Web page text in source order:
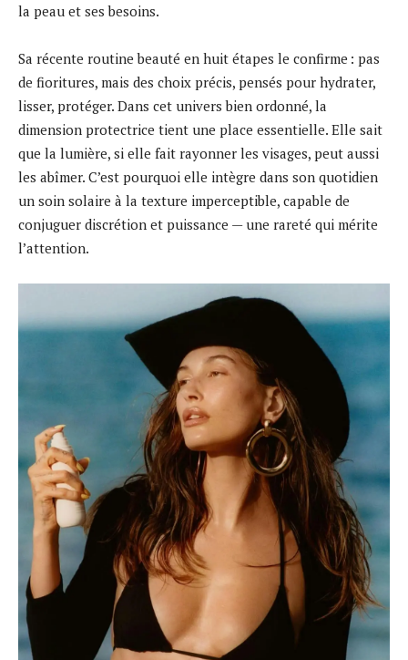
la peau et ses besoins.
Sa récente routine beauté en huit étapes le confirme : pas
de fioritures, mais des choix précis, pensés pour hydrater,
lisser, protéger. Dans cet univers bien ordonné, la
dimension protectrice tient une place essentielle. Elle sait
que la lumière, si elle fait rayonner les visages, peut aussi
les abîmer. C’est pourquoi elle intègre dans son quotidien
un soin solaire à la texture imperceptible, capable de
conjuguer discrétion et puissance — une rareté qui mérite
l’attention.